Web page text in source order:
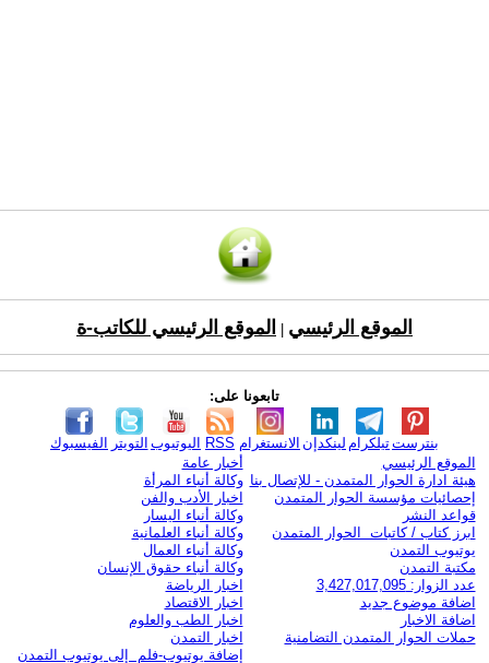
الموقع الرئيسي الموقع الرئيسي للكاتب-ة
تابعونا على:
الفيسبوك التويتر اليوتيوب RSS الانستغرام لينكدإن تيلكرامبنترست
الموقع الرئيسي
هيئة ادارة الحوار المتمدن - للإتصال بنا
إحصائيات مؤسسة الحوار المتمدن
قواعد النشر
ابرز كتاب / كاتبات الحوار المتمدن
يوتيوب التمدن
مكتبة التمدن
عدد الزوار: 3,427,017,095
اضافة موضوع جديد
اضافة الاخبار
حملات الحوار المتمدن التضامنية
أخبار عامة
وكالة أنباء المرأة
اخبار الأدب والفن
وكالة أنباء اليسار
وكالة أنباء العلمانية
وكالة أنباء العمال
وكالة أنباء حقوق الإنسان
اخبار الرياضة
اخبار الاقتصاد
اخبار الطب والعلوم
اخبار التمدن
إضافة يوتيوب-فلم إلى يوتيوب التمدن